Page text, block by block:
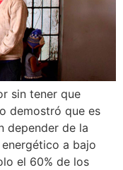
sin tener que
demostró que es
depender de la
a bajo
el 60% de los